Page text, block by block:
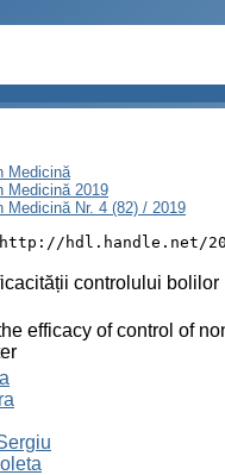
Medicină
Medicină 2019
Nr. 4 (82) / 2019
http://hdl.handle.net/
controlului
efficacy of control of